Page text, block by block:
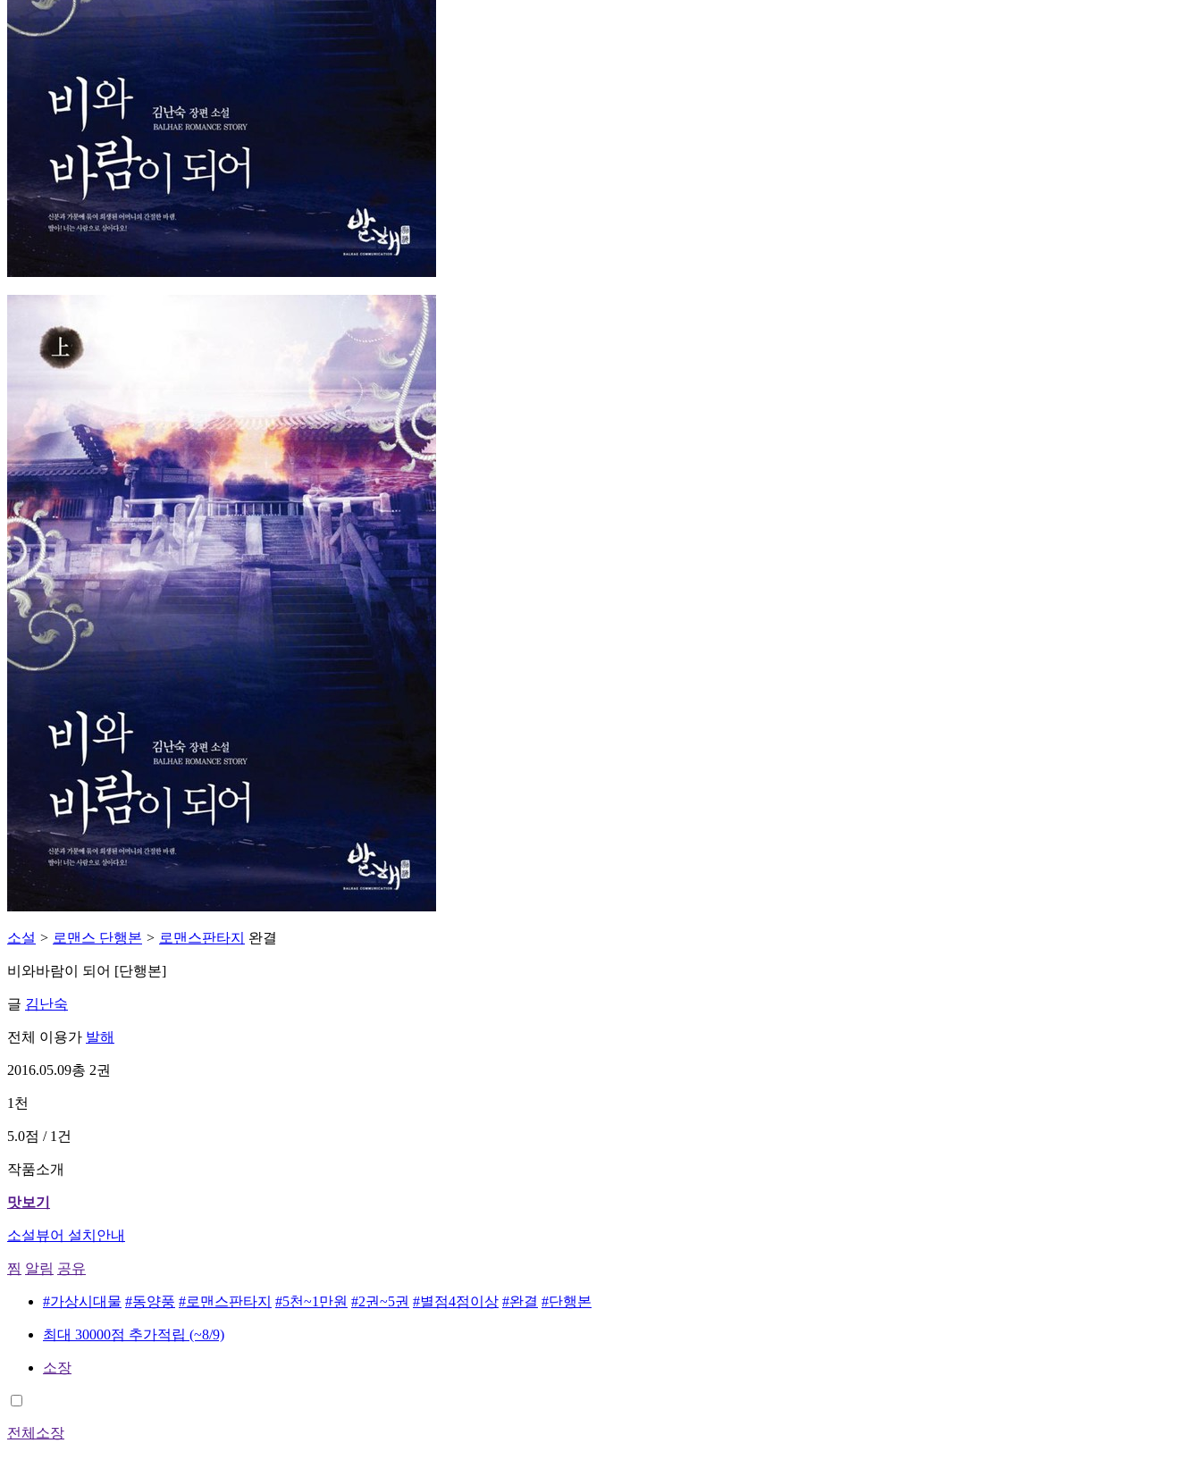
소설 > 로맨스 단행본 > 로맨스판타지 완결
비와바람이 되어 [단행본]
글 김난숙
전체 이용가 발해
2016.05.09총 2권
1천
5.0점 / 1건
작품소개
맛보기
소설뷰어 설치안내
찜 알림 공유
#가상시대물 #동양풍 #로맨스판타지 #5천~1만원 #2권~5권 #별점4점이상 #완결 #단행본
최대 30000점 추가적립 (~8/9)
소장
전체소장